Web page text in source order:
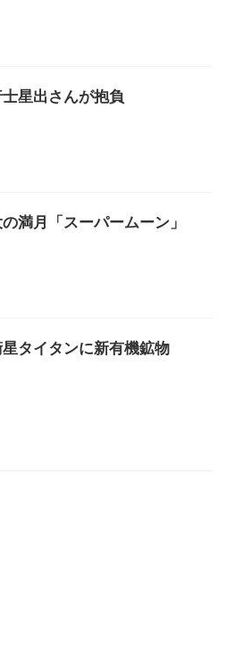
星出さんが抱負
満月「スーパームーン」
タイタンに新有機鉱物